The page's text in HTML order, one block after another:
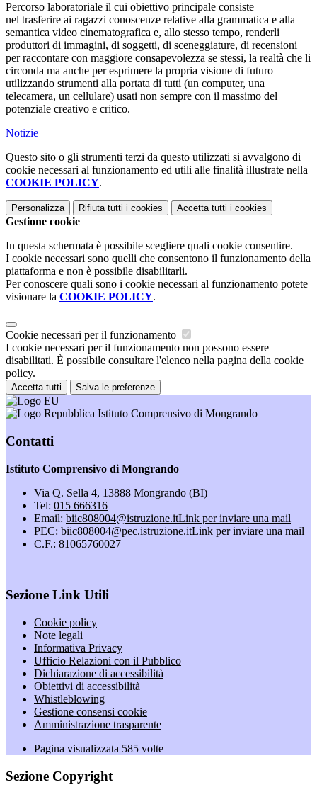
Percorso laboratoriale il cui obiettivo principale consiste
nel trasferire ai ragazzi conoscenze relative alla grammatica e alla
semantica video cinematografica e, allo stesso tempo, renderli
produttori di immagini, di soggetti, di sceneggiature, di recensioni
per raccontare con maggiore consapevolezza se stessi, la realtà che li
circonda ma anche per esprimere la propria visione di futuro
utilizzando strumenti alla portata di tutti (un computer, una
telecamera, un cellulare) usati non sempre con il massimo del
potenziale creativo e critico.
Notizie
Questo sito o gli strumenti terzi da questo utilizzati si avvalgono di
cookie necessari al funzionamento ed utili alle finalità illustrate nella
COOKIE POLICY.
Personalizza Rifiuta tutti i cookies Accetta tutti i cookies
Gestione cookie
In questa schermata è possibile scegliere quali cookie consentire.
I cookie necessari sono quelli che consentono il funzionamento della
piattaforma e non è possibile disabilitarli.
Per conoscere quali sono i cookie necessari al funzionamento potete
visionare la COOKIE POLICY.
Cookie necessari per il funzionamento
I cookie necessari per il funzionamento non possono essere
disabilitati. È possibile consultare l'elenco nella pagina della cookie
policy.
Accetta tutti Salva le preferenze
Istituto Comprensivo di Mongrando
Contatti
Istituto Comprensivo di Mongrando
Via Q. Sella 4, 13888 Mongrando (BI)
Tel: 015 666316
Email: biic808004@istruzione.itLink per inviare una mail
PEC: biic808004@pec.istruzione.itLink per inviare una mail
C.F.: 81065760027
Sezione Link Utili
Cookie policy
Note legali
Informativa Privacy
Ufficio Relazioni con il Pubblico
Dichiarazione di accessibilità
Obiettivi di accessibilità
Whistleblowing
Gestione consensi cookie
Amministrazione trasparente
Pagina visualizzata 585 volte
Sezione Copyright